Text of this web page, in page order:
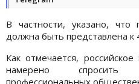
В частности, указано,
должна быть представлена к
Как отмечается,
намерено спросить
профессиональных